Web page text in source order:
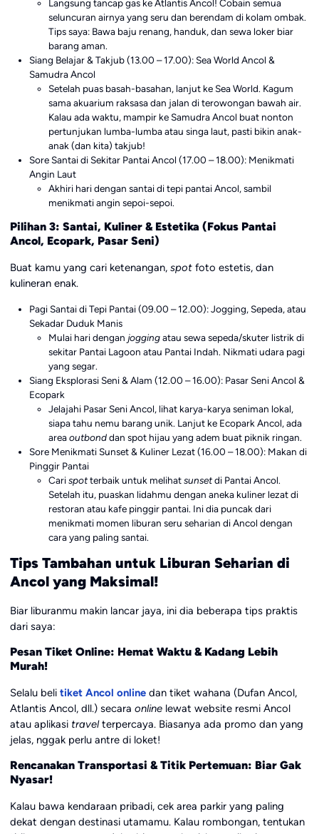
Langsung tancap gas ke Atlantis Ancol! Cobain semua
seluncuran airnya yang seru dan berendam di kolam ombak.
Tips saya: Bawa baju renang, handuk, dan sewa loker biar
barang aman.
Siang Belajar & Takjub (13.00 – 17.00): Sea World Ancol &
Samudra Ancol
Setelah puas basah-basahan, lanjut ke Sea World. Kagum
sama akuarium raksasa dan jalan di terowongan bawah air.
Kalau ada waktu, mampir ke Samudra Ancol buat nonton
pertunjukan lumba-lumba atau singa laut, pasti bikin anak-
anak (dan kita) takjub!
Sore Santai di Sekitar Pantai Ancol (17.00 – 18.00): Menikmati
Angin Laut
Akhiri hari dengan santai di tepi pantai Ancol, sambil
menikmati angin sepoi-sepoi.
Pilihan 3: Santai, Kuliner & Estetika (Fokus Pantai
Ancol, Ecopark, Pasar Seni)
Buat kamu yang cari ketenangan, spotfoto estetis, dan
kulineran enak.
Pagi Santai di Tepi Pantai (09.00 – 12.00): Jogging, Sepeda, atau
Sekadar Duduk Manis
Mulai hari dengan joggingatau sewa sepeda/skuter listrik di
sekitar Pantai Lagoon atau Pantai Indah. Nikmati udara pagi
yang segar.
Siang Eksplorasi Seni & Alam (12.00 – 16.00): Pasar Seni Ancol &
Ecopark
Jelajahi Pasar Seni Ancol, lihat karya-karya seniman lokal,
siapa tahu nemu barang unik. Lanjut ke Ecopark Ancol, ada
areaoutbonddan spot hijau yang adem buat piknik ringan.
Sore Menikmati Sunset & Kuliner Lezat (16.00 – 18.00): Makan di
Pinggir Pantai
Carispotterbaik untuk melihatsunsetdi Pantai Ancol.
Setelah itu, puaskan lidahmu dengan aneka kuliner lezat di
restoran atau kafe pinggir pantai. Ini dia puncak dari
menikmati momen liburan seru seharian di Ancol dengan
cara yang paling santai.
Tips Tambahan untuk Liburan Seharian di
Ancol yang Maksimal!
Biar liburanmu makin lancar jaya, ini dia beberapa tips praktis
dari saya:
Pesan Tiket Online: Hemat Waktu & Kadang Lebih
Murah!
Selalu beli tiket Ancol onlinedan tiket wahana (Dufan Ancol,
Atlantis Ancol, dll.) secara onlinelewat website resmi Ancol
atau aplikasi travelterpercaya. Biasanya ada promo dan yang
jelas, nggak perlu antre di loket!
Rencanakan Transportasi & Titik Pertemuan: Biar Gak
Nyasar!
Kalau bawa kendaraan pribadi, cek area parkir yang paling
dekat dengan destinasi utamamu. Kalau rombongan, tentukan